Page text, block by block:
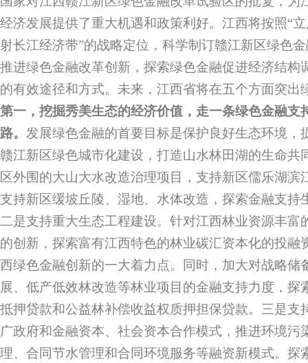
经济发展提供了重大机遇和政策利好。江西将按照“
射长江经济带”的战略定位，科学制订赣江新区绿色
推进绿色金融改革创新，探索绿色金融促进经济结构
的有效途径和方式。未来，江西省将在五个方面突出
第一，挖掘秀美生态的经济价值，走一条绿色金融支
路。 发展绿色金融的首要目标是保护良好生态环境，
赣江新区绿色城市化建设，打造山水林田湖的生命共
区外围的大山大水改造治理项目，支持新区儒乐湖滨
支持新区缓坡丘陵、湿地、水体改造，探索金融支持
二是支持重大生态工程建设。针对江西林业资源丰富
的创新，探索富有江西特色的林业碳汇资本化的投融
西绿色金融创新的一大着力点。同时，加大对战略储
展、低产低效林改造等林业项目的金融支持力度，探
抵押贷款和公益林补偿收益权质押担保贷款。三是支
广政府和金融资本、社会资本合作模式，推进环境污
理、合同节水管理和合同环境服务等融资新模式。探